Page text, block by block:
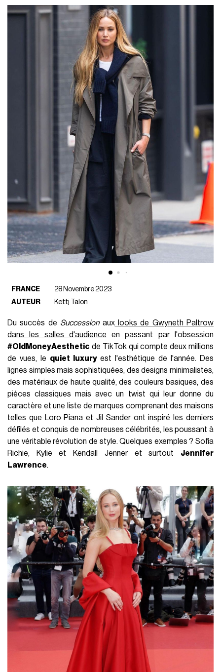
FRANCE
28 Novembre 2023
AUTEUR
Kettj Talon
Du succès de Successionauxlooks de Gwyneth Paltrow
dans les salles d'audience en passant par l'obsession
#OldMoneyAesthetic de TikTok qui compte deux millions
de vues, le quiet luxuryest l'esthétique de l'année. Des
lignes simples mais sophistiquées, des designs minimalistes,
des matériaux de haute qualité, des couleurs basiques, des
pièces classiques mais avec un twist qui leur donne du
caractère et une liste de marques comprenant des maisons
telles que Loro Piana et Jil Sander ont inspiré les derniers
défilés et conquis de nombreuses célébrités, les poussant à
une véritable révolution de style. Quelques exemples ? Sofia
Richie, Kylie et Kendall Jenner et surtout Jennifer
Lawrence.